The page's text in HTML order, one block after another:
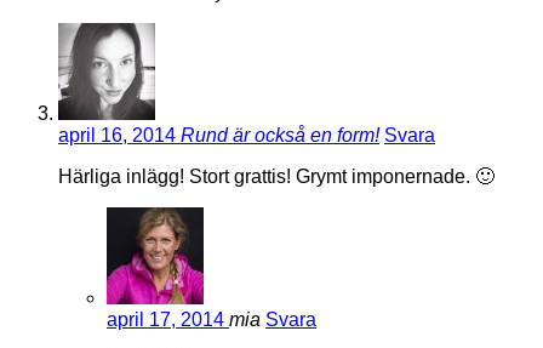
april 16, 2014 Rund är också en form! Svara
Härliga inlägg! Stort grattis! Grymt imponernade. 🙂
april 17, 2014 mia Svara